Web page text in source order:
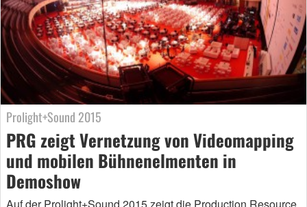
Prolight+Sound 2015
PRG zeigt Vernetzung von Videomapping
und mobilen Bühnenelmenten in
Demoshow